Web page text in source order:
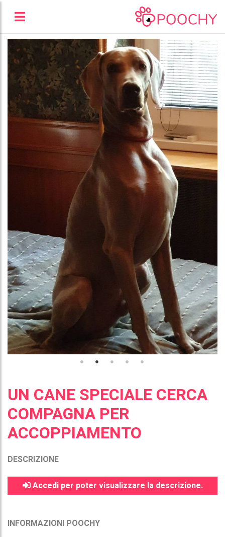
UN CANE SPECIALE CERCA
COMPAGNA PER
ACCOPPIAMENTO
DESCRIZIONE
Accedi per poter visualizzare la descrizione.
INFORMAZIONI POOCHY